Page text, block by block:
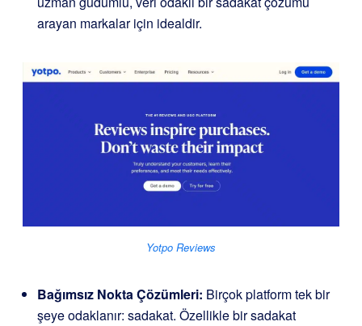
arayan markalar için idealdir.
Yotpo Reviews
Bağımsız Nokta Çözümleri: Birçok platform tek bir
şeye odaklanır: sadakat. Özellikle bir sadakat